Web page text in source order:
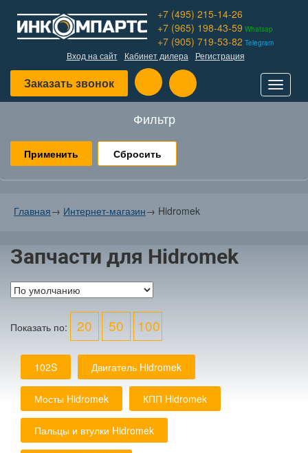
+7 (495) 215-14-26
+7 (965) 198-43-59 Whatsap
+7 (905) 719-53-82 Telegram
Вход на сайт Кабинет дилера Регистрация
Заказать звонок
Toggle
Фильтр
Сбросить
Главная→ Интернет-магазин→ Hidromek
Запчасти для Hidromek
Показать по: 20 50 100
102S Двигатель Hidromek
Мосты Hidromek КПП Hidromek
Пальцы и втулки Hidromek